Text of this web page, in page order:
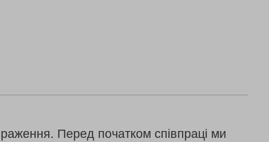
Перед початком співпраці ми